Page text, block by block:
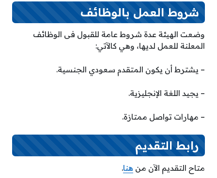
شروط العمل بالوظائف
وضعت الهيئة عدة شروط عامة للقبول فى الوظائف
المعلنة للعمل لديها، وهي كالآتي:
– يشترط أن يكون المتقدم سعودي الجنسية.
– يجيد اللغة الإنجليزية.
– مهارات تواصل ممتازة.
رابط التقديم
متاح التقديم الآن من هنا.